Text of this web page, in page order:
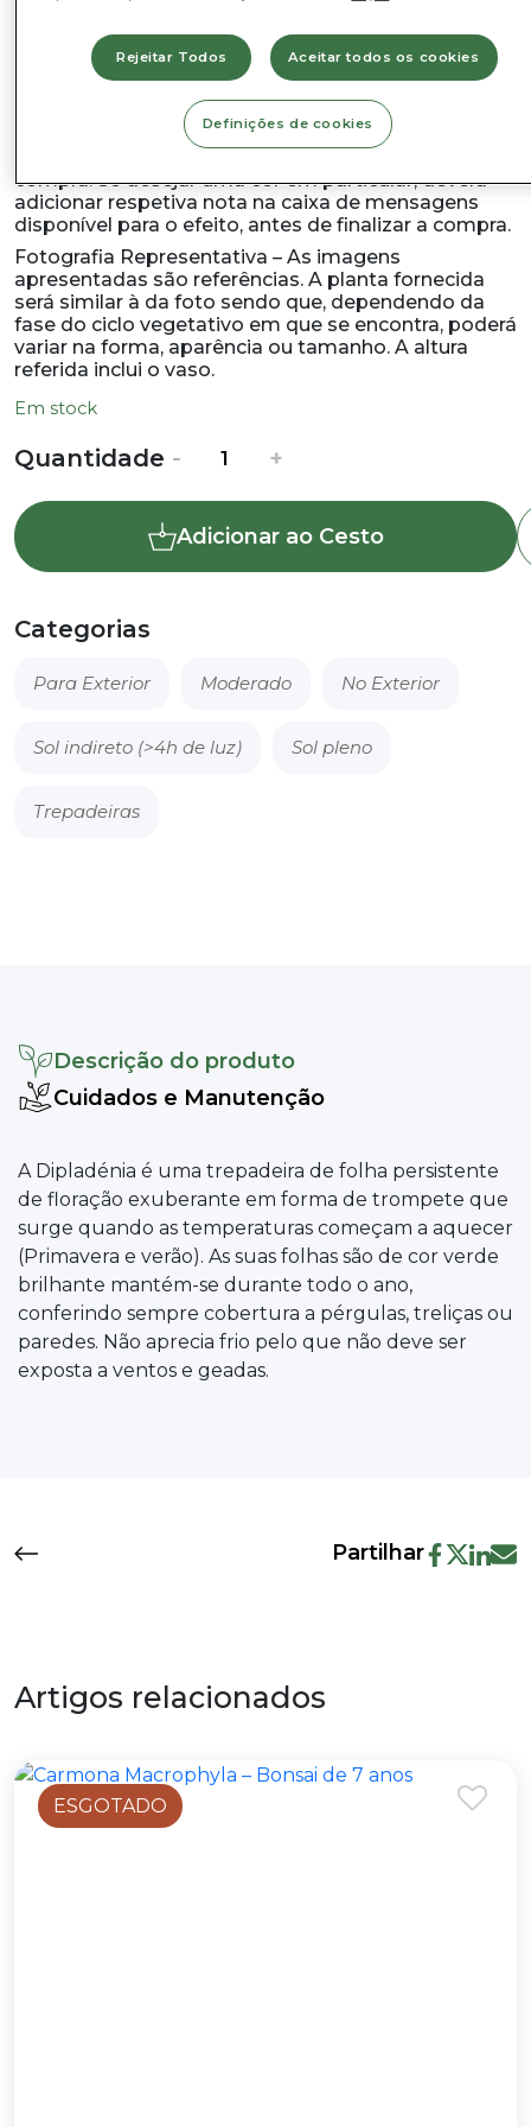
cerca de 30cm (inclui vaso)
A cor desta planta é escolhida pela equipa VIPLANT,
compra. Se desejar uma cor em particular, deverá
adicionar respetiva nota na caixa de mensagens
disponível para o efeito, antes de finalizar a compra.
Fotografia Representativa – As imagens
apresentadas são referências. A planta fornecida
será similar à da foto sendo que, dependendo da
fase do ciclo vegetativo em que se encontra, poderá
variar na forma, aparência ou tamanho. A altura
referida inclui o vaso.
Em stock
Quantidade
Quantidade
Dipladénia
-
Mandevila
- +
Adicionar ao Cesto
Categorias
Para Exterior Moderado No Exterior
Sol indireto (>4h de luz) Sol pleno
Trepadeiras
Descrição do produto
Cuidados e Manutenção
A Dipladénia é uma trepadeira de folha persistente
de floração exuberante em forma de trompete que
surge quando as temperaturas começam a aquecer
(Primavera e verão). As suas folhas são de cor verde
brilhante mantém-se durante todo o ano,
conferindo sempre cobertura a pérgulas, treliças ou
paredes. Não aprecia frio pelo que não deve ser
exposta a ventos e geadas.
Partilhar
Artigos relacionados
ESGOTADO
Rejeitar Todos Aceitar todos os cookies
Definições de cookies